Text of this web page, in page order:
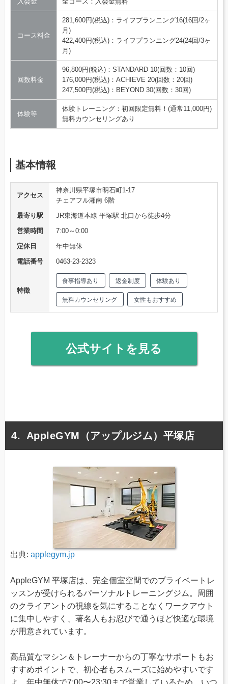
コース料金
281,600円(税込)：ライフプランニング16(16回/2ヶ
月)
422,400円(税込)：ライフプランニング24(24回/3ヶ
月)
回数料金
96,800円(税込)：STANDARD 10(回数：10回)
176,000円(税込)：ACHIEVE 20(回数：20回)
247,500円(税込)：BEYOND 30(回数：30回)
体験等
体験トレーニング：初回限定無料！(通常11,000円)
無料カウンセリングあり
基本情報
アクセス
神奈川県平塚市明石町1-17
チェアフル湘南 6階
最寄り駅
JR東海道本線 平塚駅 北口から徒歩4分
営業時間
7:00～0:00
定休日
年中無休
電話番号
0463-23-2323
特徴
食事指導あり 返金制度 体験あり
無料カウンセリング 女性もおすすめ
公式サイトを見る
AppleGYM（アップルジム）平塚店
出典: applegym.jp
AppleGYM 平塚店は、完全個室空間でのプライベートレ
ッスンが受けられるパーソナルトレーニングジム。周囲
のクライアントの視線を気にすることなくワークアウト
に集中しやすく、著名人もお忍びで通うほど快適な環境
が用意されています。
高品質なマシン＆トレーナーからの丁寧なサポートもお
すすめポイントで、初心者もスムーズに始めやすいです